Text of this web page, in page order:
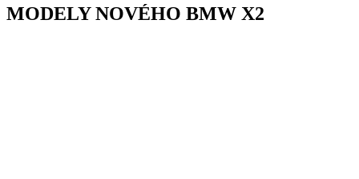
MODELY NOVÉHO BMW X2